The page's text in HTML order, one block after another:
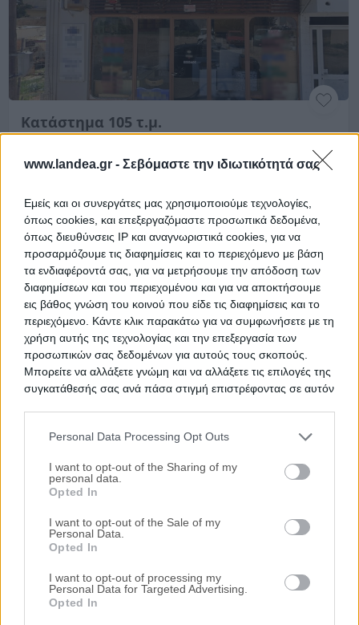
www.landea.gr - Σεβόμαστε την ιδιωτικότητά σας
Εμείς και οι συνεργάτες μας χρησιμοποιούμε τεχνολογίες,
όπως cookies, και επεξεργαζόμαστε προσωπικά δεδομένα,
όπως διευθύνσεις IP και αναγνωριστικά cookies, για να
προσαρμόζουμε τις διαφημίσεις και το περιεχόμενο με βάση
τα ενδιαφέροντά σας, για να μετρήσουμε την απόδοση των
διαφημίσεων και του περιεχομένου και για να αποκτήσουμε
εις βάθος γνώση του κοινού που είδε τις διαφημίσεις και το
περιεχόμενο. Κάντε κλικ παρακάτω για να συμφωνήσετε με τη
χρήση αυτής της τεχνολογίας και την επεξεργασία των
προσωπικών σας δεδομένων για αυτούς τους σκοπούς.
Μπορείτε να αλλάξετε γνώμη και να αλλάξετε τις επιλογές της
συγκατάθεσής σας ανά πάσα στιγμή επιστρέφοντας σε αυτόν
services and may gather and store information including but
not limited to your visit or usage behaviour. You may click to
grant or deny consent to Google and its third-party tags to
use your data for below specified purposes in below Google
consent section.
Personal Data Processing Opt Outs
I want to opt-out of the Sharing of my
personal data.
Opted In
I want to opt-out of the Sale of my
Personal Data.
Opted In
I want to opt-out of processing my
Personal Data for Targeted Advertising.
Opted In
Κατάστημα 105 τ.μ.
Χρηματοδότηση
Πρώτη Προσφορά:
78.000 €
Ημ. Διεξαγωγής:
16/09/2026
Αποθηκεύστε την αναζήτησή σας για να λαμβάνετε
ενημέρωση όταν προστίθενται νέα ακίνητα
Αποθήκευση
Ψάχνετε γιαΚατάστημα σε πλειστηριασμό σε Αμαλιάδα;
Εδώ μπορείτε να βρείτε την επίσημη λίστα με τους
ηλεκτρονικούς πλειστηριασμούς ακινήτωνσεΑμαλιάδα, η
αναζήτησης μπορείτε να περιορίσετε τα ακίνητα και να
Σχετικές Αναζητήσεις
Επαγγελματικών Χώρων Αμαλιάδα